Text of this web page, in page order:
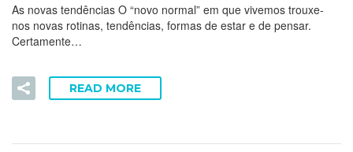
As novas tendências O “novo normal” em que vivemos trouxe-
nos novas rotinas, tendências, formas de estar e de pensar.
Certamente…
READ MORE